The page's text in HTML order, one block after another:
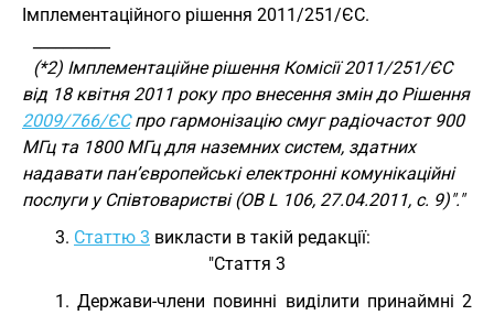
Імплементаційного рішення 2011/251/ЄС.
(*2) Імплементаційне рішення Комісії 2011/251/ЄС
від 18 квітня 2011 року про внесення змін до Рішення
2009/766/ЄСпро гармонізацію смуг радіочастот 900
МГц та 1800 МГц для наземних систем, здатних
надавати пан’європейські електронні комунікаційні
послуги у Співтоваристві (ОВ L 106, 27.04.2011, с. 9)"."
3. Статтю 3 викласти в такій редакції:
"Стаття 3
1. Держави-члени повинні виділити принаймні 2